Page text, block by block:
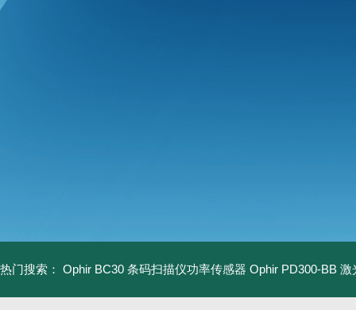
热门搜索： Ophir BC30 条码扫描仪功率传感器 Ophir PD300-BB